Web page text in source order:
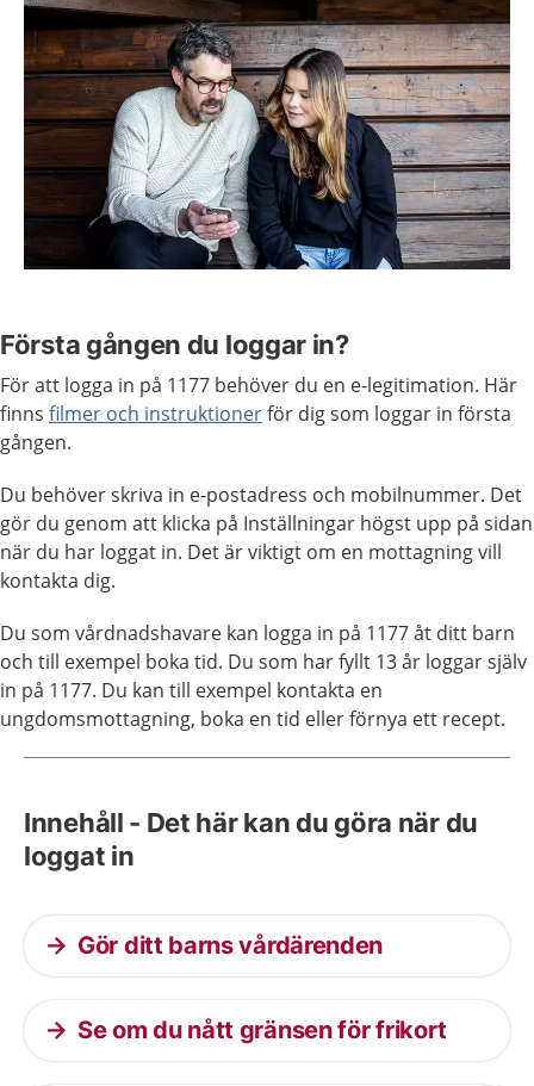
Första gången du loggar in?
För att logga in på 1177 behöver du en e-legitimation. Här
finns filmer och instruktionerför dig som loggar in första
gången.
Du behöver skriva in e-postadress och mobilnummer. Det
gör du genom att klicka på Inställningar högst upp på sidan
när du har loggat in. Det är viktigt om en mottagning vill
kontakta dig.
Du som vårdnadshavare kan logga in på 1177 åt ditt barn
och till exempel boka tid. Du som har fyllt 13 år loggar själv
in på 1177. Du kan till exempel kontakta en
ungdomsmottagning, boka en tid eller förnya ett recept.
Innehåll - Det här kan du göra när du
loggat in
Gör ditt barns vårdärenden
Se om du nått gränsen för frikort